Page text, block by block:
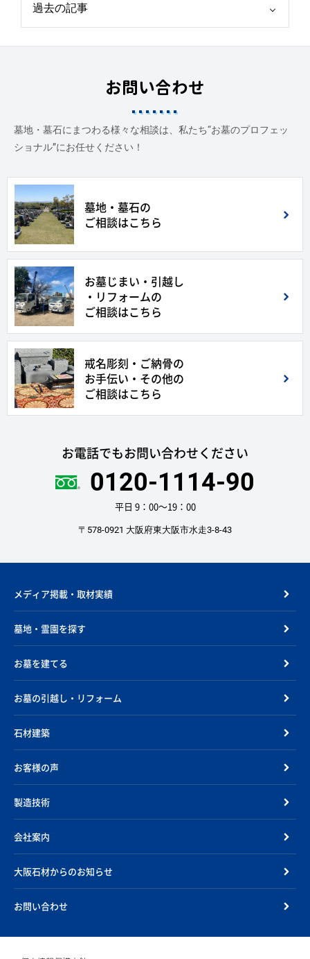
お問い合わせ
墓地・墓石にまつわる様々な相談は、私たち“お墓のプロフェッ
ショナル”にお任せください！
墓地・墓石の
ご相談はこちら
お墓じまい・引越し
・リフォームの
ご相談はこちら
戒名彫刻・ご納骨の
お手伝い・その他の
ご相談はこちら
お電話でもお問い合わせください
0120-1114-90
平日 9：00〜19：00
〒578-0921 大阪府東大阪市水走3-8-43
メディア掲載・取材実績
墓地・霊園を探す
お墓を建てる
お墓の引越し・リフォーム
石材建築
お客様の声
製造技術
会社案内
大阪石材からのお知らせ
お問い合わせ